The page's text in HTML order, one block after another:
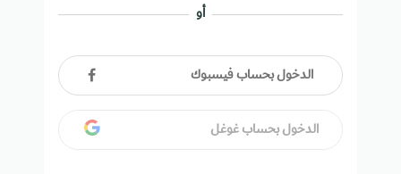
أو
الدخول بحساب فيسبوك
الدخول بحساب غوغل